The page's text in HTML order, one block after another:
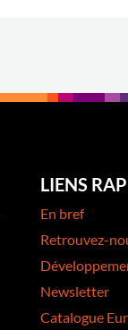
LIENS
En bref
Retrouvez-
Newsletter
Catalogue